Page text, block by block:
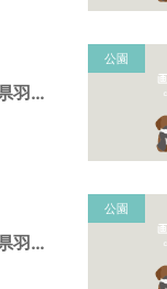
平成パーク（岐阜県羽島市）
公園
蜂尻西公園（岐阜県羽島市）
公園